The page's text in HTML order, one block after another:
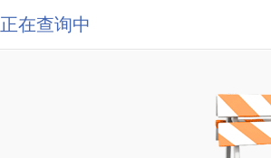
正在查询中